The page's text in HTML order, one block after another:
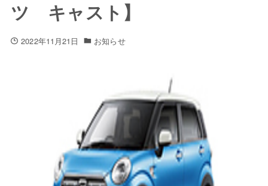
ツ キャスト】
2022年11月21日 お知らせ